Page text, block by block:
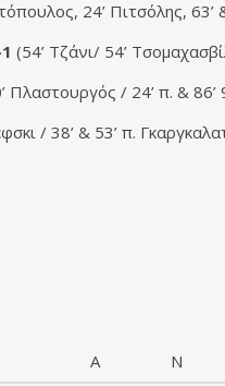
24’ Πιτσόλης, 63’
(54’ Τζάνι/ 54’
Πλαστουργός / 24’ π. &
/ 38’ & 53’ π.
Α Ν